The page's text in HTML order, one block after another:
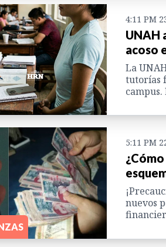
4:11 PM
UNAH
acoso
La
tutorías
5:11 PM
nuevos